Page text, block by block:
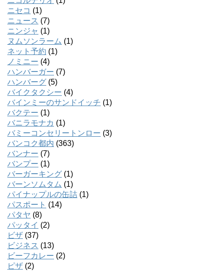
ニセコ (1)
ニュース (7)
ニンジャ (1)
ヌムソンラーム (1)
ネット予約 (1)
ノミニー (4)
ハンバーガー (7)
ハンバーグ (5)
バイクタクシー (4)
バインミーのサンドイッチ (1)
バクテー (1)
バニラモナカ (1)
バミーコンセリートンロー (3)
バンコク都内 (363)
バンナー (7)
バンプー (1)
バーガーキング (1)
バーンソムタム (1)
パイナップルの缶詰 (1)
パスポート (14)
パタヤ (8)
パッタイ (2)
ビザ (37)
ビジネス (13)
ビーフカレー (2)
ピザ (2)